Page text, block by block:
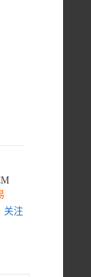
关注